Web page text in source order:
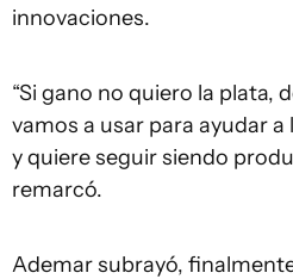
innovaciones.
“Si gano no quiero la plata,
vamos a usar para ayudar
y quiere seguir siendo
remarcó.
Ademar subrayó,